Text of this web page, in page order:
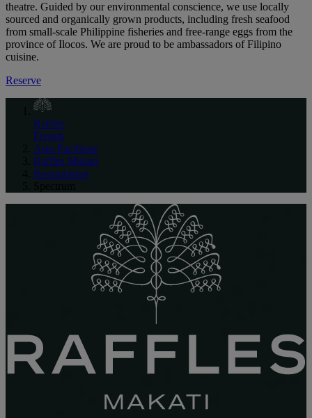
theatre. Guided by our environmental conscience, we use locally
sourced and organically grown products, including fresh seafood
from small-scale Philippine fisheries and free-range eggs from the
province of Ilocos. We are proud to be ambassadors of Filipino
cuisine.
Reserve
Raffles
French
Asie-Pacifique
Raffles Makati
Restauration